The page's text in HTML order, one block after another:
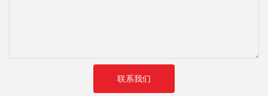
联系我们